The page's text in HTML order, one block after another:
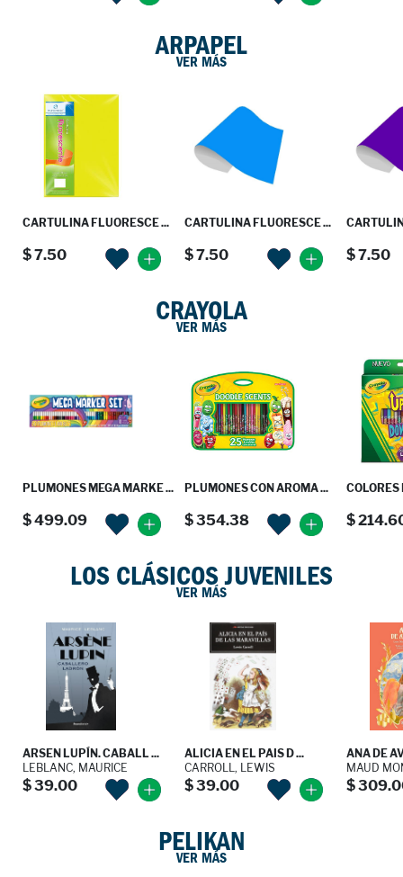
ARPAPEL
VER MÁS
CARTULINA FLUORESCE ...
$ 7.50
CARTULINA FLUORESCE ...
$ 7.50 $ 7.50
CRAYOLA
VER MÁS
PLUMONES MEGA MARKE ...
$ 499.09
PLUMONES CON AROMA ...
$ 354.38
COLORES
$
LOS CLÁSICOS JUVENILES
VER MÁS
ARSEN LUPÍN. CABALL ...
LEBLANC, MAURICE
$ 39.00
ALICIA EN EL PAIS D ...
CARROLL, LEWIS
$ 39.00
ANA DE
MAUD
$
PELIKAN
VER MÁS